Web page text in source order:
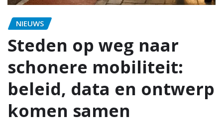
NIEUWS
Steden op weg naar
schonere mobiliteit:
beleid, data en ontwerp
komen samen